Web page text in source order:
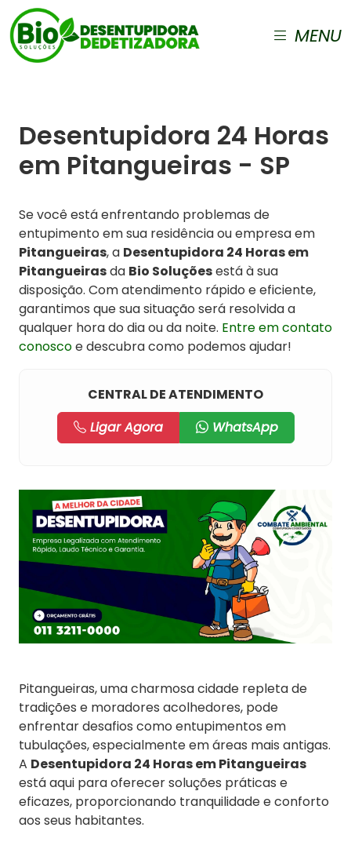
MENU
Desentupidora 24 Horas
em Pitangueiras - SP
Se você está enfrentando problemas de
entupimento em sua residência ou empresa em
Pitangueiras, a Desentupidora 24 Horas em
Pitangueirasda Bio Soluçõesestá à sua
disposição. Com atendimento rápido e eficiente,
garantimos que sua situação será resolvida a
qualquer hora do dia ou da noite. Entre em contato
conoscoe descubra como podemos ajudar!
CENTRAL DE ATENDIMENTO
Ligar Agora
WhatsApp
Pitangueiras, uma charmosa cidade repleta de
tradições e moradores acolhedores, pode
enfrentar desafios como entupimentos em
tubulações, especialmente em áreas mais antigas.
A Desentupidora 24 Horas em Pitangueiras
está aqui para oferecer soluções práticas e
eficazes, proporcionando tranquilidade e conforto
aos seus habitantes.